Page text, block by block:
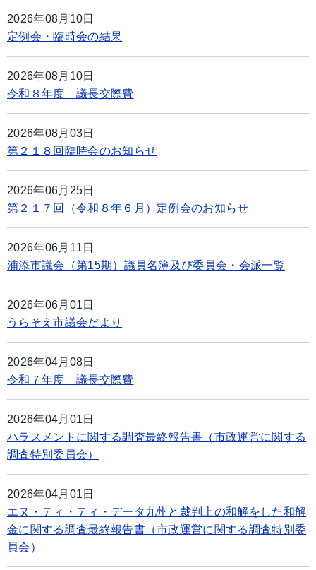
2026年08月10日
定例会・臨時会の結果
2026年08月10日
令和８年度 議長交際費
2026年08月03日
第２１８回臨時会のお知らせ
2026年06月25日
第２１７回（令和８年６月）定例会のお知らせ
2026年06月11日
浦添市議会（第15期）議員名簿及び委員会・会派一覧
2026年06月01日
うらそえ市議会だより
2026年04月08日
令和７年度 議長交際費
2026年04月01日
ハラスメントに関する調査最終報告書（市政運営に関する
調査特別委員会）
2026年04月01日
エヌ・ティ・ティ・データ九州と裁判上の和解をした和解
金に関する調査最終報告書（市政運営に関する調査特別委
員会）